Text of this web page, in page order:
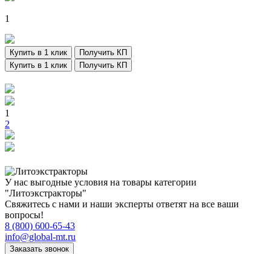
1
Купить в 1 клик
Получить КП
Купить в 1 клик
Получить КП
1
2
У нас выгодные условия на товары категории
"Литоэкстракторы"
Свяжитесь с нами и наши эксперты ответят на все ваши
вопросы!
8 (800) 600-65-43
info@global-mt.ru
Заказать звонок